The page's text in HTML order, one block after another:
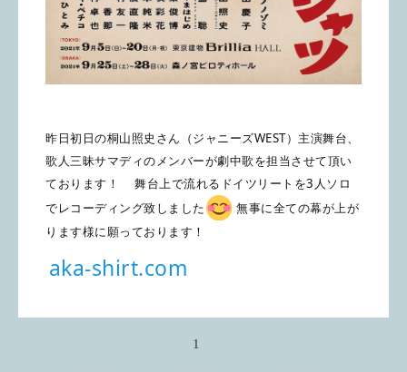
昨日初日の桐山照史さん（ジャニーズWEST）主演舞台、
歌人三昧サマディのメンバーが劇中歌を担当させて頂い
ております！　 舞台上で流れるドイツリートを3人ソロ
でレコーディング致しました
無事に全ての幕が上が
ります様に願っております！
aka-shirt.com
1